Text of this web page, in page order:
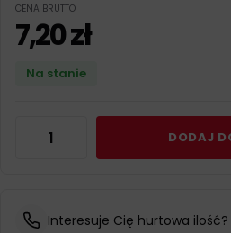
CENA BRUTTO
7,20zł
Na stanie
DODAJ
Interesuje Cię hurtowa ilość?